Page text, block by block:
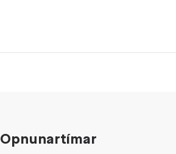
Opnunartímar